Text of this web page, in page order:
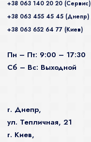
+38 063 140 20 20 (Сервис)
+38 063 455 45 45 (Днепр)
+38 063 652 64 77 (Киев)
Пн – Пт: 9:00 – 17:30
Сб – Вс: Выходной
г. Днепр,
ул. Тепличная, 21
г. Киев,